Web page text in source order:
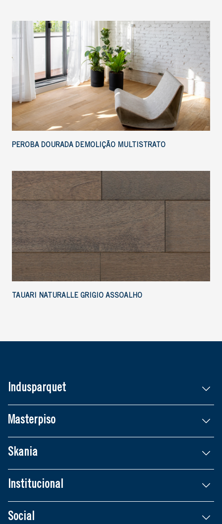
PEROBA DOURADA DEMOLIÇÃO MULTISTRATO
TAUARI NATURALLE GRIGIO ASSOALHO
Indusparquet
Masterpiso
Skania
Institucional
Social